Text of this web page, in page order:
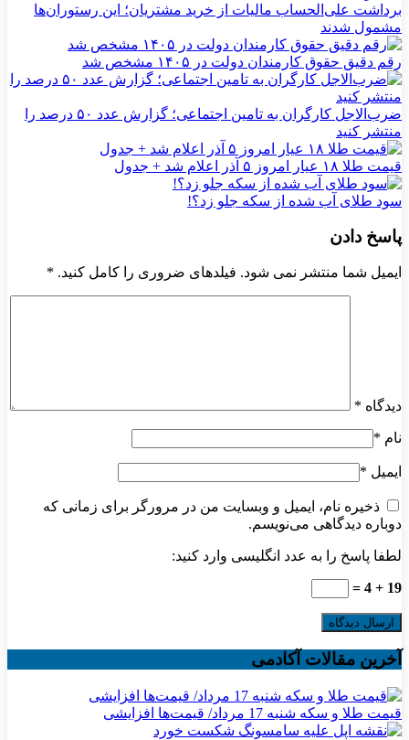
برداشت علی‌الحساب مالیات از خرید مشتریان؛ این رستوران‌ها
مشمول شدند
رقم دقیق حقوق کارمندان دولت در ۱۴۰۵ مشخص شد
ضرب‌الاجل کارگران به تامین اجتماعی؛ گزارش عدد ۵۰ درصد را
منتشر کنید
قیمت طلا ۱۸ عیار امروز ۵ آذر اعلام شد + جدول
سود طلای آب شده از سکه جلو زد؟!
پاسخ دادن
ایمیل شما منتشر نمی شود. فیلدهای ضروری را کامل کنید. *
دیدگاه *
نام *
ایمیل *
ذخیره نام، ایمیل و وبسایت من در مرورگر برای زمانی که
دوباره دیدگاهی می‌نویسم.
لطفا پاسخ را به عدد انگلیسی وارد کنید:
19 + 4 =
آخرین مقالات آکادمی
قیمت طلا و سکه شنبه 17 مرداد/ قیمت‌ها افزایشی